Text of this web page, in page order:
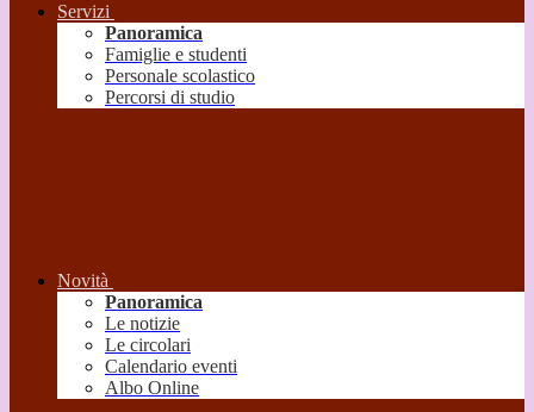
Servizi
Panoramica
Famiglie e studenti
Personale scolastico
Percorsi di studio
Novità
Panoramica
Le notizie
Le circolari
Calendario eventi
Albo Online